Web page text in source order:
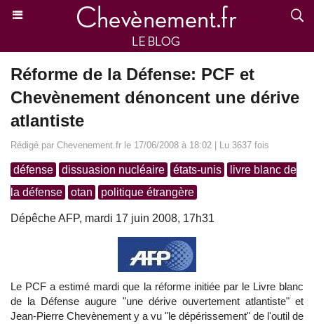
Réforme de la Défense: PCF et
Chevènement dénoncent une dérive
atlantiste
Rédigé par Chevenement.fr le 17/06/2008 à 18:02 | Lu 3637 fois
défense dissuasion nucléaire états-unis
livre blanc de
la défense
otan politique étrangère
Dépêche AFP, mardi 17 juin 2008, 17h31
Le PCF a estimé mardi que la réforme initiée par le Livre blanc
de la Défense augure "une dérive ouvertement atlantiste" et
Jean-Pierre Chevènement y a vu "le dépérissement" de l'outil de